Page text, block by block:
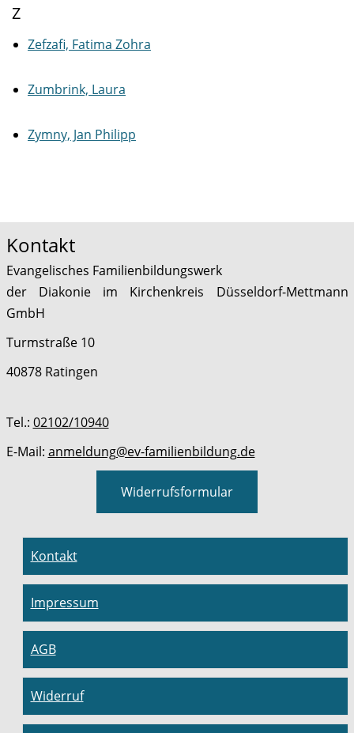
Z
Zefzafi, Fatima Zohra
Zumbrink, Laura
Zymny, Jan Philipp
Kontakt
Evangelisches Familienbildungswerk
der Diakonie im Kirchenkreis Düsseldorf-Mettmann
GmbH
Turmstraße 10
40878 Ratingen
Tel.: 02102/10940
E-Mail: anmeldung@ev-familienbildung.de
Widerrufsformular
Kontakt
Impressum
AGB
Widerruf